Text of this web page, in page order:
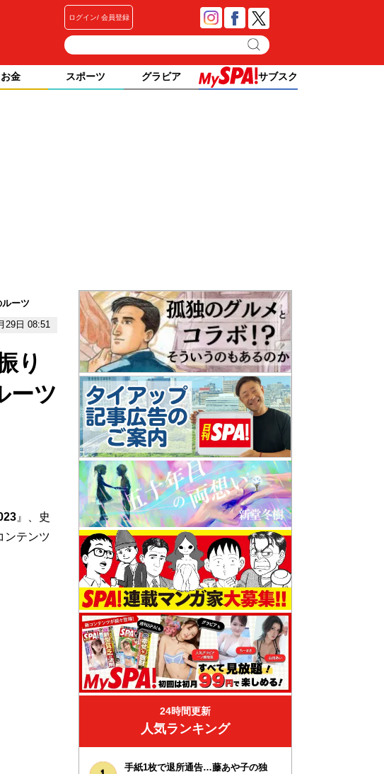
ログイン 会員登録
お金 スポーツ グラビア サブスク
ーツ
29日 08:51
り
ーツ
』、史
ンテンツ
24時間更新
人気ランキング
手紙1枚で退所通告…藤あや子の独